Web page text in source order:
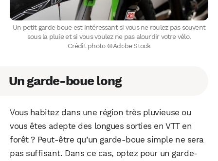
Un petit garde boue est intéressant si vous ne roulez pas souvent
sous la pluie et si vous voulez ne pas alourdir votre vélo.
Crédit photo © Adobe Stock
Un garde-boue long
Vous habitez dans une région très pluvieuse ou
vous êtes adepte des longues sorties en VTT en
forêt ? Peut-être qu’un garde-boue simple ne sera
pas suffisant. Dans ce cas, optez pour un garde-